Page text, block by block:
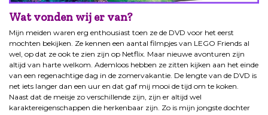
Wat vonden wij er van?
Mijn meiden waren erg enthousiast toen ze de DVD voor het eerst
mochten bekijken. Ze kennen een aantal filmpjes van LEGO Friends al
wel, op dat ze ook te zien zijn op Netflix. Maar nieuwe avonturen zijn
altijd van harte welkom. Ademloos hebben ze zitten kijken aan het einde
van een regenachtige dag in de zomervakantie. De lengte van de DVD is
net iets langer dan een uur en dat gaf mij mooi de tijd om te koken.
Naast dat de meisje zo verschillende zijn, zijn er altijd wel
karaktereigenschappen die herkenbaar zijn. Zo is mijn jongste dochter